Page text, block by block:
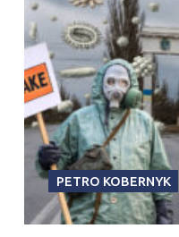
PETRO KOBERNYK